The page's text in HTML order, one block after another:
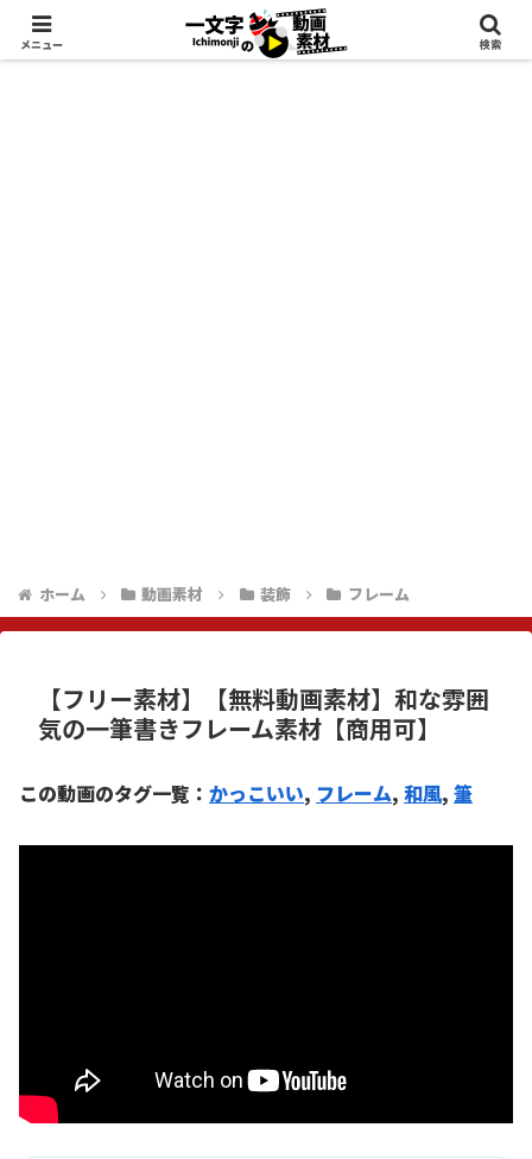
ホーム 動画素材 装飾 フレーム
【フリー素材】【無料動画素材】和な雰囲
気の一筆書きフレーム素材【商用可】
この動画のタグ一覧： かっこいい, フレーム, 和風, 筆
メニュー 検索